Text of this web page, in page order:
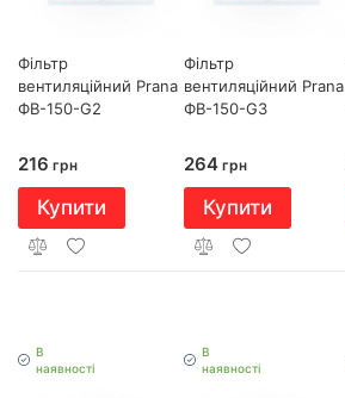
Фільтр
вентиляційний Prana
ФВ-150-G2
216 грн
Купити
Фільтр
вентиляційний Prana
ФВ-150-G3
264 грн
Купити
В
наявності
В
наявності